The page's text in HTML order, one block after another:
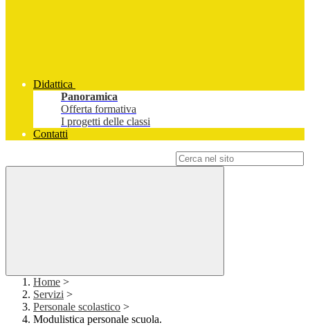
Didattica
Panoramica
Offerta formativa
I progetti delle classi
Contatti
Home >
Servizi >
Personale scolastico >
Modulistica personale scuola.